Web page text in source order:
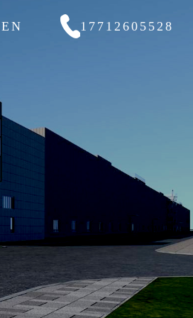
EN 17712605528